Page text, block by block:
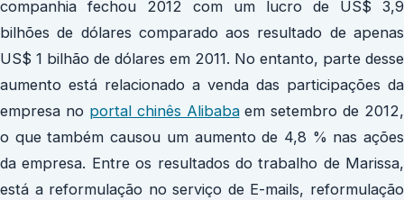
companhia fechou 2012 com um lucro de US$ 3,9
bilhões de dólares comparado aos resultado de apenas
US$ 1 bilhão de dólares em 2011. No entanto, parte desse
aumento está relacionado a venda das participações da
empresa no portal chinês Alibabaem setembro de 2012,
o que também causou um aumento de 4,8 % nas ações
da empresa. Entre os resultados do trabalho de Marissa,
está a reformulação no serviço de E-mails, reformulação